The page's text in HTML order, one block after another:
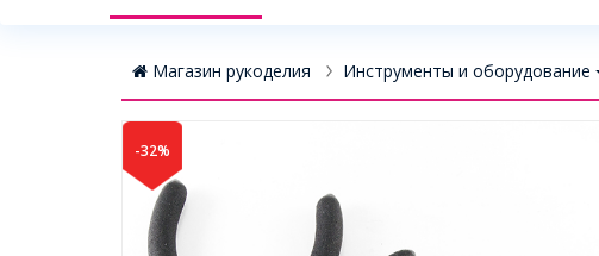
Магазин рукоделия Инструменты и оборудование
-32%